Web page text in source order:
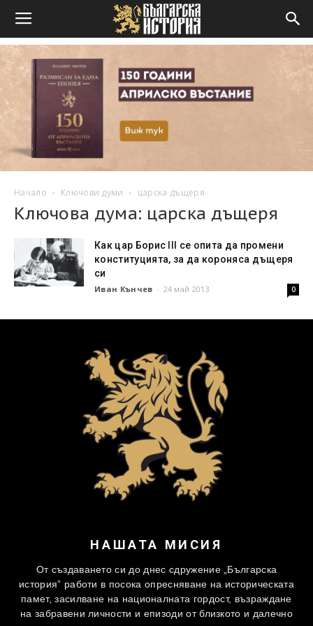
Начало Ключови думи царска дъщеря
Ключова дума: царска дъщеря
Как цар Борис III се опита да промени
конституцията, за да короняса дъщеря
си
Иван Кънчев - 24 май 2013 0
НАШАТА МИСИЯ
От създаването си до днес сдружение „Българска
история” работи в посока опресняване на историческата
памет, засилване на националната гордост, възраждане
на забравени личности и епизоди от близкото и далечно